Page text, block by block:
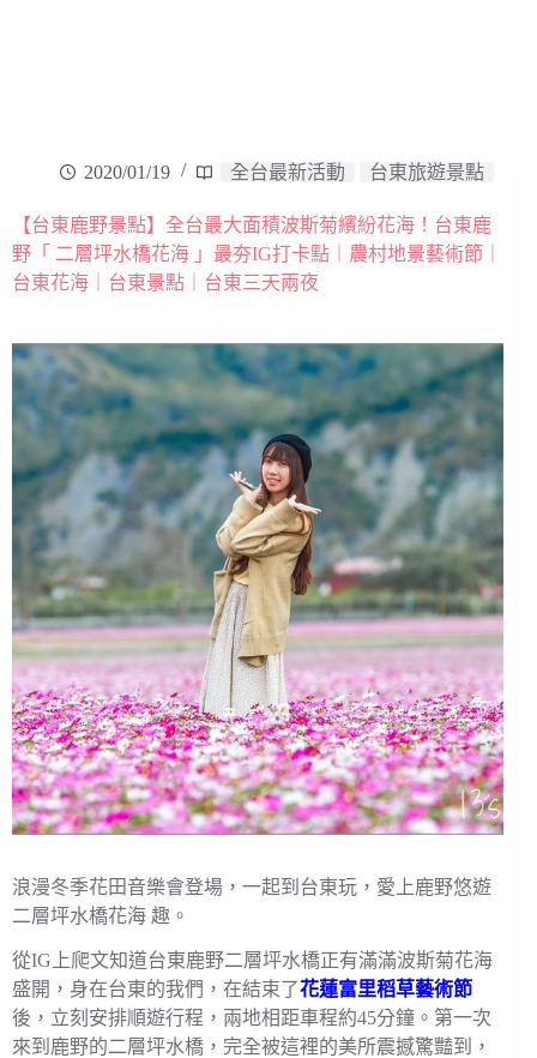
2020/01/19 全台最新活動 台東旅遊景點
【台東鹿野景點】全台最大面積波斯菊繽紛花海！台東鹿
野「 二層坪水橋花海 」最夯IG打卡點｜農村地景藝術節｜
台東花海｜台東景點｜台東三天兩夜
浪漫冬季花田音樂會登場，一起到台東玩，愛上鹿野悠遊
二層坪水橋花海 趣。
從IG上爬文知道台東鹿野二層坪水橋正有滿滿波斯菊花海
盛開，身在台東的我們，在結束了花蓮富里稻草藝術節
後，立刻安排順遊行程，兩地相距車程約45分鐘。第一次
來到鹿野的二層坪水橋，完全被這裡的美所震撼驚豔到，